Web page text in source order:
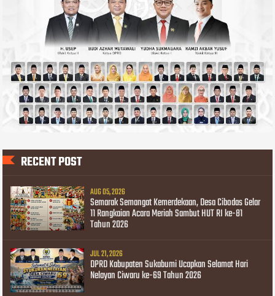
RECENT POST
AUG 05, 2026
Semarak Semangat Kemerdekaan, Desa Cibodas Gelar
11 Rangkaian Acara Meriah Sambut HUT RI ke-81
Tahun 2026
JUL 21, 2026
DPRD Kabupaten Sukabumi Ucapkan Selamat Hari
Nelayan Ciwaru ke-69 Tahun 2026